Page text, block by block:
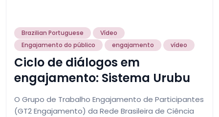
Brazilian Portuguese
Vídeo
Engajamento do público
engajamento vídeo
Ciclo de diálogos em
engajamento: Sistema Urubu
O Grupo de Trabalho Engajamento de Participantes
(GT2 Engajamento) da Rede Brasileira de Ciência